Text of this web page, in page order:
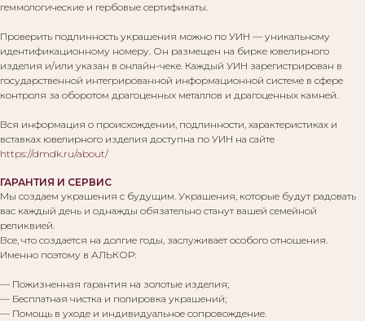
геммологические и гербовые сертификаты.
Проверить подлинность украшения можно по УИН — уникальному
идентификационному номеру. Он размещен на бирке ювелирного
изделия и/или указан в онлайн-чеке. Каждый УИН зарегистрирован в
государственной интегрированной информационной системе в сфере
контроля за оборотом драгоценных металлов и драгоценных камней.
Вся информация о происхождении, подлинности, характеристиках и
вставках ювелирного изделия доступна по УИН на сайте
https://dmdk.ru/about/
ГАРАНТИЯ И СЕРВИС
Мы создаем украшения с будущим. Украшения, которые будут радовать
вас каждый день и однажды обязательно станут вашей семейной
реликвией.
Все, что создается на долгие годы, заслуживает особого отношения.
Именно поэтому в АЛЬКОР:
— Пожизненная гарантия на золотые изделия;
— Бесплатная чистка и полировка украшений;
— Помощь в уходе и индивидуальное сопровождение.